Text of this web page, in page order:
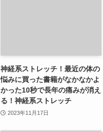
神経系ストレッチ！最近の体の
悩みに買った書籍がなかなかよ
かった10秒で長年の痛みが消え
る！神経系ストレッチ
2023年11月17日